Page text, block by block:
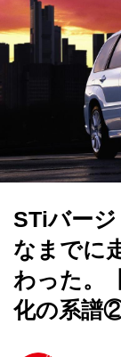
STiバージ
なまでに
わった。
化の系譜②